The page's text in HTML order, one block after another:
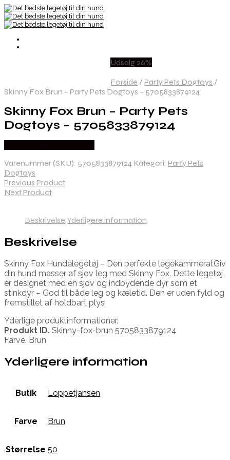
Udsalg 26%
Forside / Party Pets Dogtoys /
Skinny Fox Brun – Party Pets Dogtoys – 5705833879124
Skinny Fox Brun – Party Pets
Dogtoys – 5705833879124
Varenummer (SKU): 5705833879124 Kategori: Party Pets
Dogtoys
Previous Product
Next Product
Beskrivelse Yderligere information
Beskrivelse
Skinny Fox Hundelegetøj – Den perfekte legekammeratGiv
din hund masser af sjov leg med Skinny Fox. Dette legetøj
er designet med en sjov og indbydende dyr som et
stinkdyr – God til både leg og kæletid. Den er uden fyld og
fremstillet af holdbart plys
Yderlige produktinformationer.
Produkt ID. Skinny-fox-brun 5705833879124
Farve. Brun
Yderligere information
Butik Loppetjansen
Farve Brun
Størrelse 50